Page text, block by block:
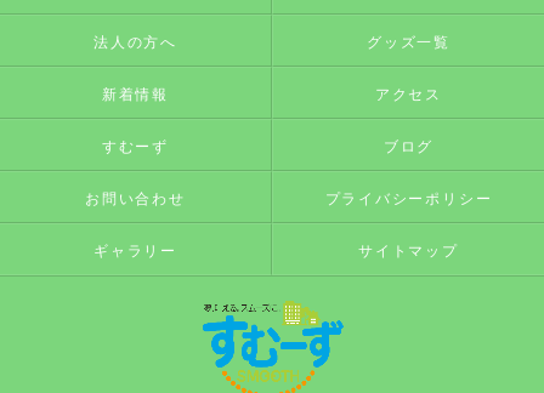
法人の方へ グッズ一覧
新着情報 アクセス
すむーず ブログ
お問い合わせ プライバシーポリシー
ギャラリー サイトマップ